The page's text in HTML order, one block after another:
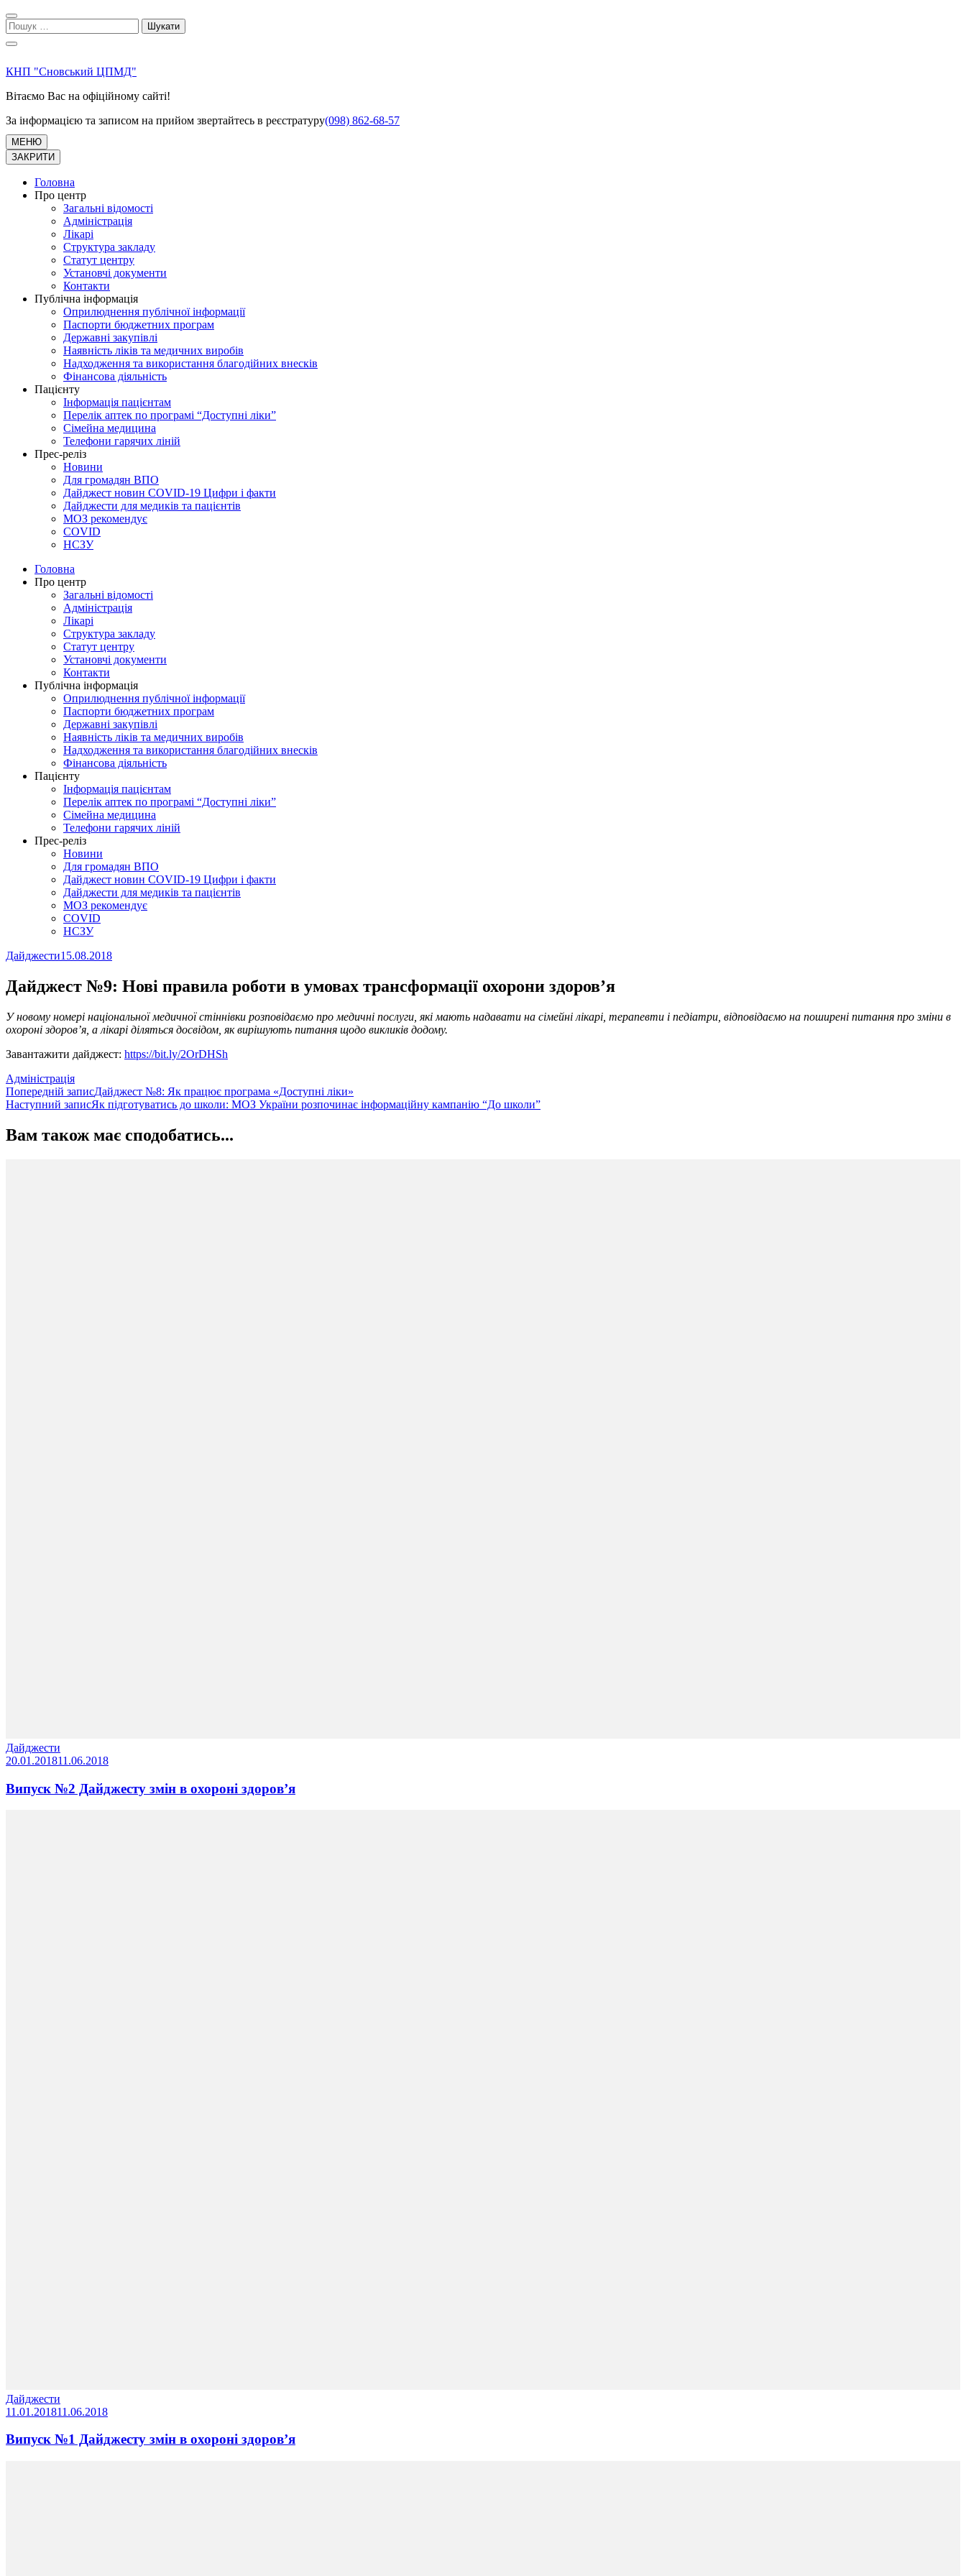
Перейти
до
вмісту
(натисніть
Пошук:
КНП "Сновський ЦПМД"
Вітаємо Вас на офіційному сайті!
За інформацією та записом на прийом звертайтесь в реєстратуру(098) 862-68-57
МЕНЮ
ЗАКРИТИ
Головна
Про центр
Загальні відомості
Адміністрація
Лікарі
Структура закладу
Статут центру
Установчі документи
Контакти
Публічна інформація
Оприлюднення публічної інформації
Паспорти бюджетних програм
Державні закупівлі
Наявність ліків та медичних виробів
Надходження та використання благодійних внесків
Фінансова діяльність
Пацієнту
Інформація пацієнтам
Перелік аптек по програмі “Доступні ліки”
Сімейна медицина
Телефони гарячих ліній
Прес-реліз
Новини
Для громадян ВПО
Дайджест новин COVID-19 Цифри і факти
Дайджести для медиків та пацієнтів
МОЗ рекомендує
COVID
НСЗУ
Головна
Про центр
Загальні відомості
Адміністрація
Лікарі
Структура закладу
Статут центру
Установчі документи
Контакти
Публічна інформація
Оприлюднення публічної інформації
Паспорти бюджетних програм
Державні закупівлі
Наявність ліків та медичних виробів
Надходження та використання благодійних внесків
Фінансова діяльність
Пацієнту
Інформація пацієнтам
Перелік аптек по програмі “Доступні ліки”
Сімейна медицина
Телефони гарячих ліній
Прес-реліз
Новини
Для громадян ВПО
Дайджест новин COVID-19 Цифри і факти
Дайджести для медиків та пацієнтів
МОЗ рекомендує
COVID
НСЗУ
Дайджести15.08.2018
Дайджест №9: Нові правила роботи в умовах трансформації охорони здоров’я
У новому номері національної медичної стіннівки розповідаємо про медичні послуги, які мають надавати на сімейні лікарі, терапевти і педіатри, відповідаємо на поширені питання про зміни в
охороні здоров’я, а лікарі діляться досвідом, як вирішують питання щодо викликів додому.
Завантажити дайджест: https://bit.ly/2OrDHSh
Адміністрація
Навігація
по
запису
Попередній записДайджест №8: Як працює програма «Доступні ліки»
Наступний записЯк підготуватись до школи: МОЗ України розпочинає інформаційну кампанію “До школи”
Вам також має сподобатись...
Дайджести
20.01.201811.06.2018
Випуск №2 Дайджесту змін в охороні здоров’я
Дайджести
11.01.201811.06.2018
Випуск №1 Дайджесту змін в охороні здоров’я